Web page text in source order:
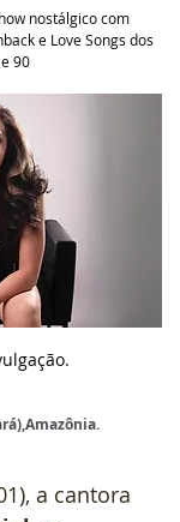
nostálgico com
e Love Songs dos
90
a cantora